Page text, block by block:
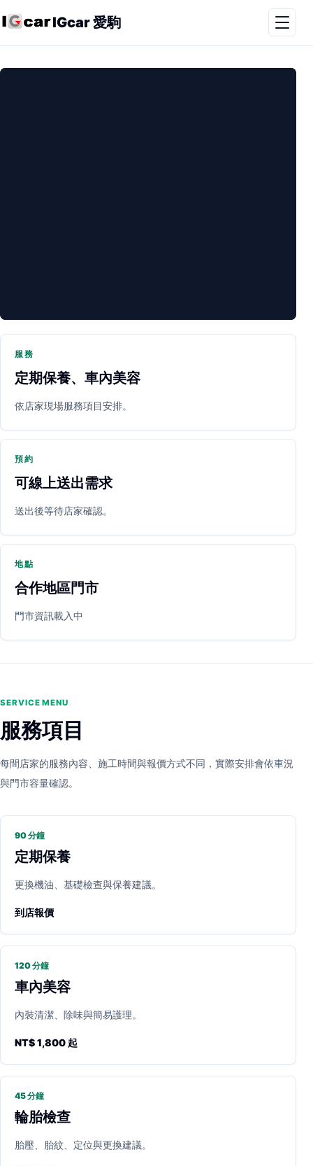
IGcar 愛駒
PARTNER SHOP
立即預約 開啟地圖 其他店家
服務
定期保養、車內美容
依店家現場服務項目安排。
預約
可線上送出需求
送出後等待店家確認。
地點
合作地區門市
門市資訊載入中
SERVICE MENU
服務項目
每間店家的服務內容、施工時間與報價方式不同，實際安排會依車況
與門市容量確認。
90 分鐘
定期保養
更換機油、基礎檢查與保養建議。
到店報價
120 分鐘
車內美容
內裝清潔、除味與簡易護理。
NT$ 1,800 起
45 分鐘
輪胎檢查
胎壓、胎紋、定位與更換建議。